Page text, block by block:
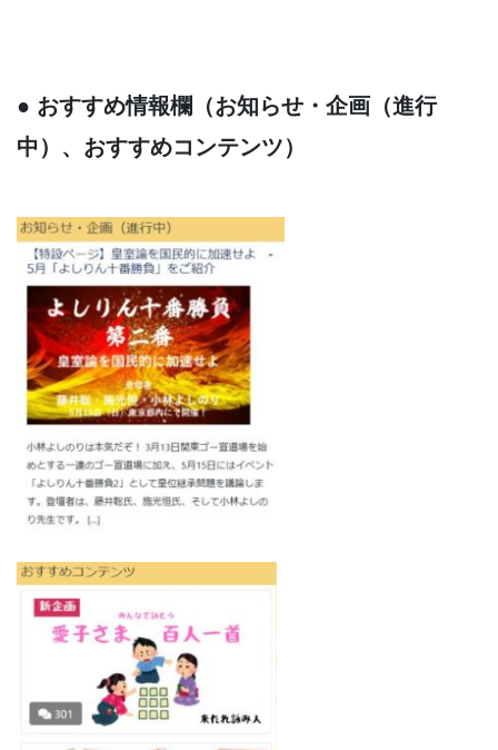
● おすすめ情報欄（お知らせ・企画（進行
中）、おすすめコンテンツ）